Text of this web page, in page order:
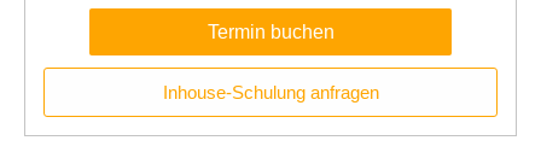
Termin buchen
Inhouse-Schulung anfragen